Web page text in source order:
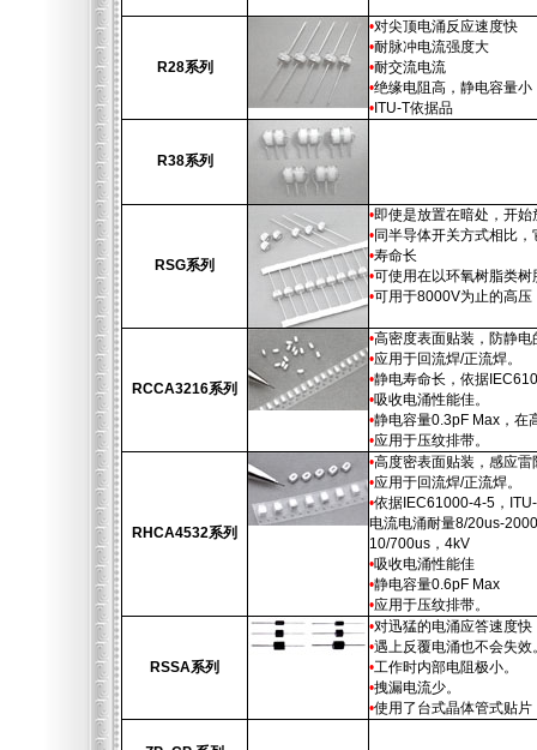
R28系列
•对尖顶电涌反应速度快
•耐脉冲电流强度大
•耐交流电流
•绝缘电阻高，静电容量小
• ITU-T依据品
R38系列
RSG系列
•即使是放置在暗处，开
•同半导体开关方式相比
•寿命长
•可使用在以环氧树脂类树
•可用于8000V为止的高压
RCCA3216系列
•高密度表面贴装，防静
•应用于回流焊/正流焊。
•静电寿命长，依据
•吸收电涌性能佳。
•静电容量0.3pF Max，在
•应用于压纹排带。
RHCA4532系列
•高度密表面贴装，感应雷
•应用于回流焊/正流焊。
•依据IEC61000-4-5，
电流电涌耐量8/20us-
10/700us，4kV
•吸收电涌性能佳
•静电容量0.6pF Max
•应用于压纹排带。
RSSA系列
•对迅猛的电涌应答速度快
•遇上反覆电涌也不会失效
•工作时内部电阻极小。
•拽漏电流少。
•使用了台式晶体管式贴